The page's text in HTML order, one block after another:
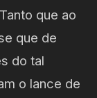
que ao
que de
do tal
o lance de